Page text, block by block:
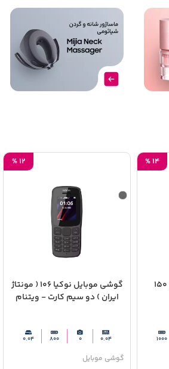
1000
14
%
گوشی موبایل نوکیا 106 ( مونتاژ
ایران ) دو سیم‌ کارت - ویتنام
0.04
0
800
0.04
گوشی موبایل
12
%